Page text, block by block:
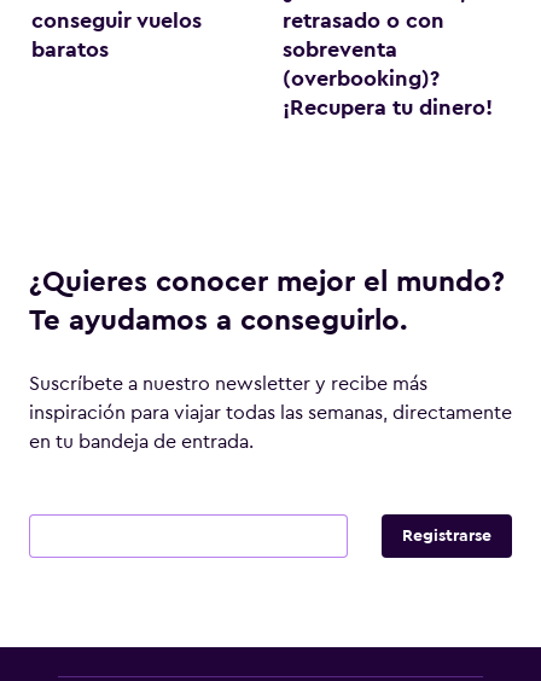
conseguir vuelos
baratos
retrasado o con
sobreventa
(overbooking)?
¡Recupera tu dinero!
¿Quieres conocer mejor el mundo?
Te ayudamos a conseguirlo.
Suscríbete a nuestro newsletter y recibe más
inspiración para viajar todas las semanas, directamente
en tu bandeja de entrada.
Registrarse